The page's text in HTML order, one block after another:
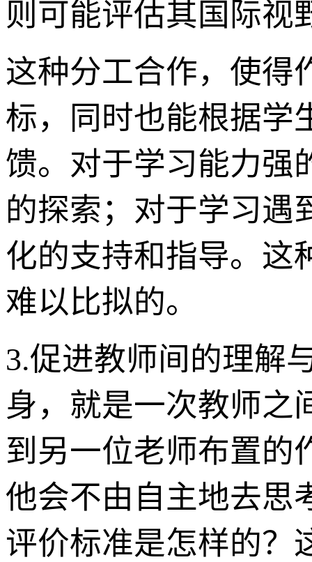
则可能评估其国际视
这种分工合作，使得
标，同时也能根据学
馈。对于学习能力强
的探索；对于学习遇
化的支持和指导。这
难以比拟的。
3.促进教师间的理解
身，就是一次教师之
到另一位老师布置的
他会不由自主地去思
评价标准是怎样的？